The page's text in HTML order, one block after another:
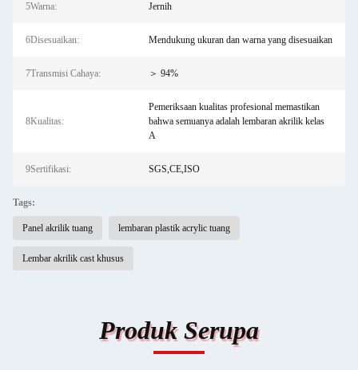
5Warna: Jernih
6Disesuaikan: Mendukung ukuran dan warna yang disesuaikan
7Transmisi Cahaya: ＞ 94%
8Kualitas:
Pemeriksaan kualitas profesional memastikan
bahwa semuanya adalah lembaran akrilik kelas
A
9Sertifikasi: SGS,CE,ISO
Tags:
Panel akrilik tuang lembaran plastik acrylic tuang
Lembar akrilik cast khusus
Produk Serupa